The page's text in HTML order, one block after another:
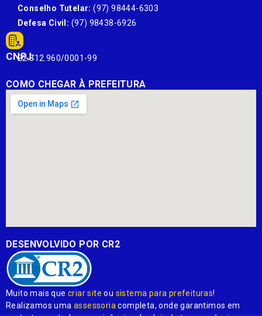
Conselho Tutelar: (97) 98444-6303
Defesa Civil: (97) 98438-6926
CNPJ:
22.812.960/0001-99
COMO CHEGAR À PREFEITURA
DESENVOLVIDO POR CR2
Muito mais quecriar site ou sistema para prefeituras!
Realizamos umaassessoria completa, onde garantimos em